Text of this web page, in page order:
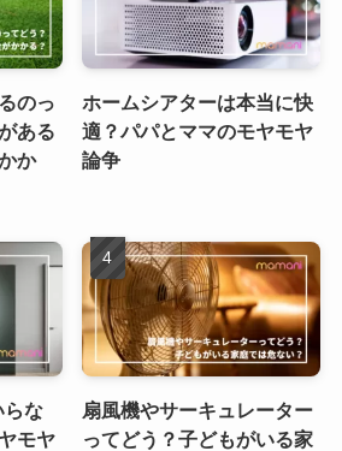
のっ
ある
か
ホームシアターは本当に快
適？パパとママのモヤモヤ
論争
らな
モヤ
扇風機やサーキュレーター
ってどう？子どもがいる家